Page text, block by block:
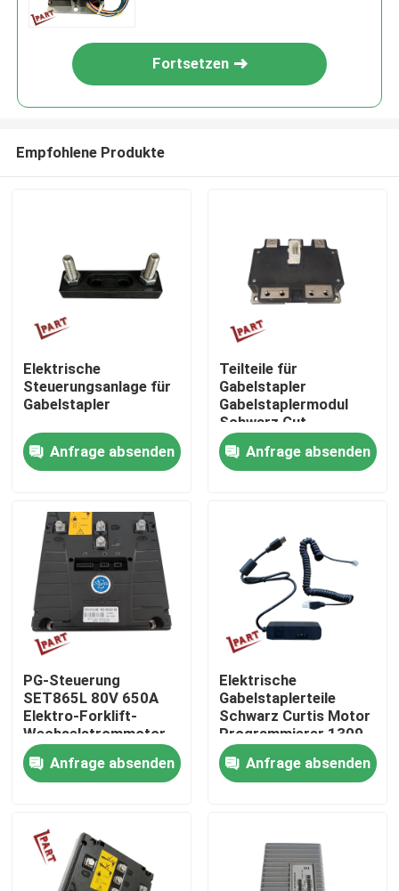
Nach Hause
Über uns
Produkte
Videos
Gabelstapler-Batterie-Teile
Gabelstapler-Antriebsrad
Gabelstapler-Bewegungsprüfer
Elektrischer Gabelstapler-Motor
LED-Gabelstapler-Lichter
Fortsetzen
Empfohlene Produkte
Elektrische
Steuerungsanlage für
Gabelstapler
Anfrage absenden
Teilteile für
Gabelstapler
Gabelstaplermodul
Schwarz Gut
funktionierendes
Modul PM400CTU007
Anfrage absenden
PG-Steuerung
SET865L 80V 650A
Elektro-Forklift-
Wechselstrommotor-
Steuerung
Anfrage absenden
Elektrische
Gabelstaplerteile
Schwarz Curtis Motor
Programmierer 1309
für Curtis Controller
Anfrage absenden